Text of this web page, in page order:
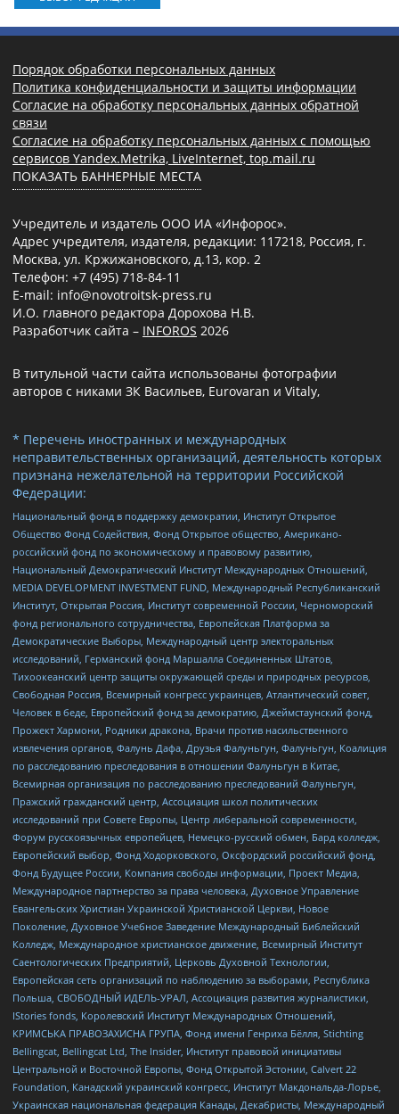
Порядок обработки персональных данных
Политика конфиденциальности и защиты информации
Согласие на обработку персональных данных обратной
связи
Согласие на обработку персональных данных с помощью
сервисов Yandex.Metrika, LiveInternet, top.mail.ru
ПОКАЗАТЬ БАННЕРНЫЕ МЕСТА
Учредитель и издатель ООО ИА «Инфорос».
Адрес учредителя, издателя, редакции: 117218, Россия, г.
Москва, ул. Кржижановского, д.13, кор. 2
Телефон: +7 (495) 718-84-11
E-mail: info@novotroitsk-press.ru
И.О. главного редактора Дорохова Н.В.
Разработчик сайта – INFOROS 2026
В титульной части сайта использованы фотографии
авторов с никами ЗК Васильев, Eurovaran и Vitaly,
* Перечень иностранных и международных
неправительственных организаций, деятельность которых
признана нежелательной на территории Российской
Федерации:
Национальный фонд в поддержку демократии, Институт Открытое
Общество Фонд Содействия, Фонд Открытое общество, Американо-
российский фонд по экономическому и правовому развитию,
Национальный Демократический Институт Международных Отношений,
MEDIA DEVELOPMENT INVESTMENT FUND, Международный Республиканский
Институт, Открытая Россия, Институт современной России, Черноморский
фонд регионального сотрудничества, Европейская Платформа за
Демократические Выборы, Международный центр электоральных
исследований, Германский фонд Маршалла Соединенных Штатов,
Тихоокеанский центр защиты окружающей среды и природных ресурсов,
Свободная Россия, Всемирный конгресс украинцев, Атлантический совет,
Человек в беде, Европейский фонд за демократию, Джеймстаунский фонд,
Прожект Хармони, Родники дракона, Врачи против насильственного
извлечения органов, Фалунь Дафа, Друзья Фалуньгун, Фалуньгун, Коалиция
по расследованию преследования в отношении Фалуньгун в Китае,
Всемирная организация по расследованию преследований Фалуньгун,
Пражский гражданский центр, Ассоциация школ политических
исследований при Совете Европы, Центр либеральной современности,
Форум русскоязычных европейцев, Немецко-русский обмен, Бард колледж,
Европейский выбор, Фонд Ходорковского, Оксфордский российский фонд,
Фонд Будущее России, Компания свободы информации, Проект Медиа,
Международное партнерство за права человека, Духовное Управление
Евангельских Христиан Украинской Христианской Церкви, Новое
Поколение, Духовное Учебное Заведение Международный Библейский
Колледж, Международное христианское движение, Всемирный Институт
Саентологических Предприятий, Церковь Духовной Технологии,
Европейская сеть организаций по наблюдению за выборами, Республика
Польша, СВОБОДНЫЙ ИДЕЛЬ-УРАЛ, Ассоциация развития журналистики,
IStories fonds, Королевский Институт Международных Отношений,
КРИМСЬКА ПРАВОЗАХИСНА ГРУПА, Фонд имени Генриха Бёлля, Stichting
Bellingcat, Bellingcat Ltd, The Insider, Институт правовой инициативы
Центральной и Восточной Европы, Фонд Открытой Эстонии, Calvert 22
Foundation, Канадский украинский конгресс, Институт Макдональда-Лорье,
Украинская национальная федерация Канады, Декабристы, Международный